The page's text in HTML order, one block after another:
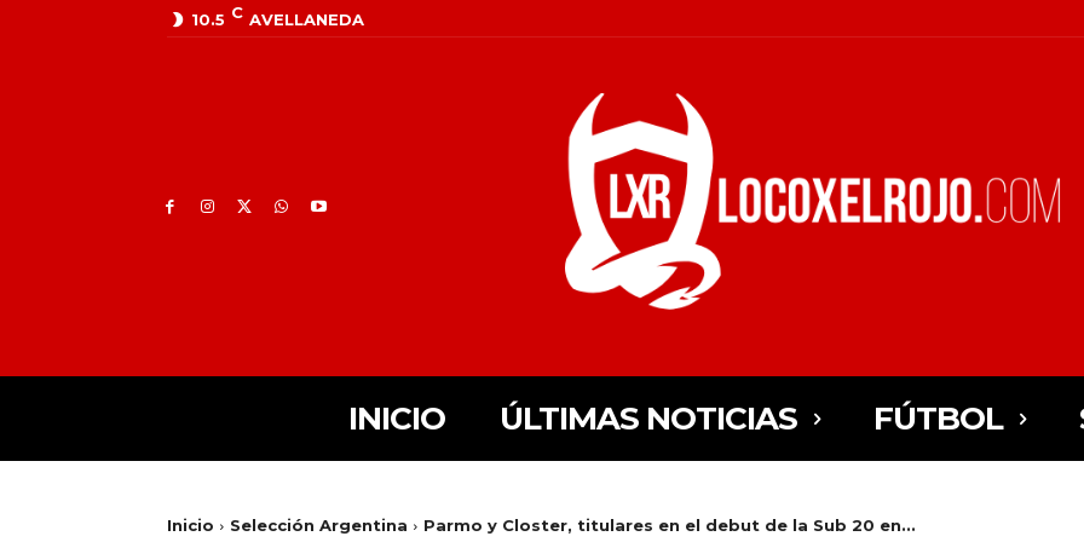
10.5 C AVELLANEDA
INICIO ÚLTIMAS NOTICIAS FÚTBOL
Inicio Selección Argentina Parmo y Closter, titulares en el debut de la Sub 20 en...